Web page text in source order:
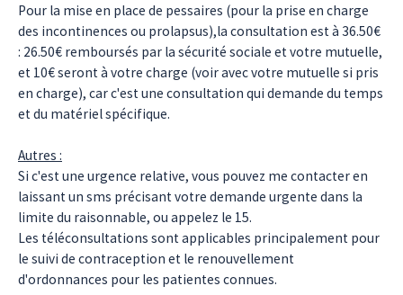
Pour la mise en place de pessaires (pour la prise en charge
des incontinences ou prolapsus),la consultation est à 36.50€
: 26.50€ remboursés par la sécurité sociale et votre mutuelle,
et 10€ seront à votre charge (voir avec votre mutuelle si pris
en charge), car c'est une consultation qui demande du temps
et du matériel spécifique.
Autres :
Si c'est une urgence relative, vous pouvez me contacter en
laissant un sms précisant votre demande urgente dans la
limite du raisonnable, ou appelez le 15.
Les téléconsultations sont applicables principalement pour
le suivi de contraception et le renouvellement
d'ordonnances pour les patientes connues.